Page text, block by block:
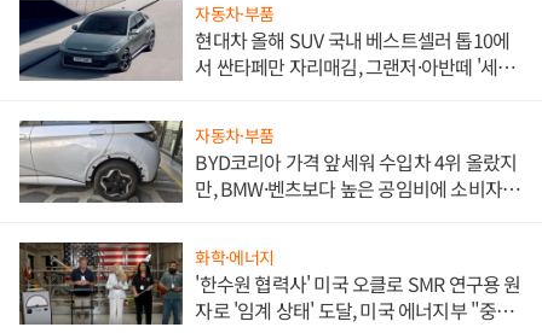
자동차·부품
현대차 올해 SUV 국내 베스트셀러 톱10에
서 싼타페만 자리매김, 그랜저·아반떼 '세단
자동차·부품
BYD코리아 가격 앞세워 수입차 4위 올랐지
만, BMW·벤츠보다 높은 공임비에 소비자
화학·에너지
'한수원 협력사' 미국 오클로 SMR 연구용 원
자로 '임계 상태' 도달, 미국 에너지부 "중요